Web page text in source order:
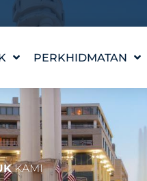
PERKHIDMATAN
REKA BENTUK
WATERLAB™
PRODUK DAN
SOKONGAN
KAMI